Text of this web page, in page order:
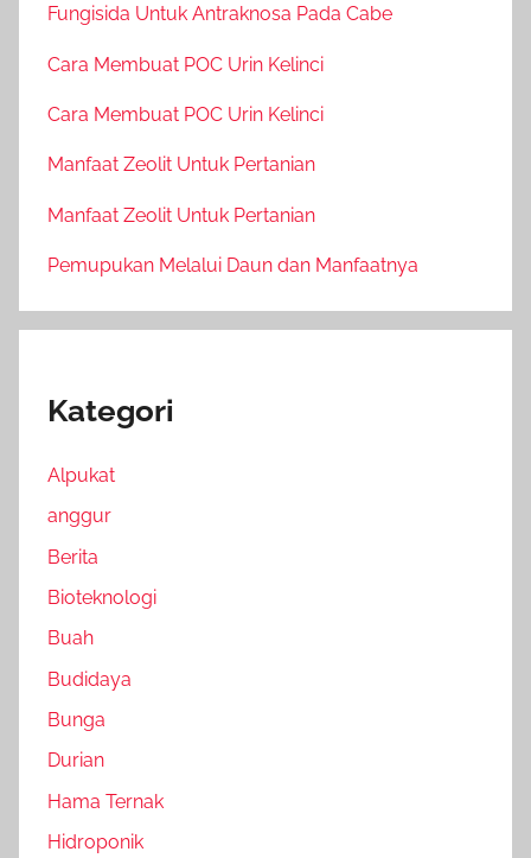
Fungisida Untuk Antraknosa Pada Cabe
Cara Membuat POC Urin Kelinci
Cara Membuat POC Urin Kelinci
Manfaat Zeolit Untuk Pertanian
Manfaat Zeolit Untuk Pertanian
Pemupukan Melalui Daun dan Manfaatnya
Kategori
Alpukat
anggur
Berita
Bioteknologi
Buah
Budidaya
Bunga
Durian
Hama Ternak
Hidroponik